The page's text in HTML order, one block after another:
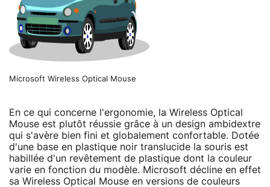
Microsoft Wireless Optical Mouse
En ce qui concerne l'ergonomie, la Wireless Optical
Mouse est plutôt réussie grâce à un design ambidextre
qui s'avère bien fini et globalement confortable. Dotée
d'une base en plastique noir translucide la souris est
habillée d'un revêtement de plastique dont la couleur
varie en fonction du modèle. Microsoft décline en effet
sa Wireless Optical Mouse en versions de couleurs